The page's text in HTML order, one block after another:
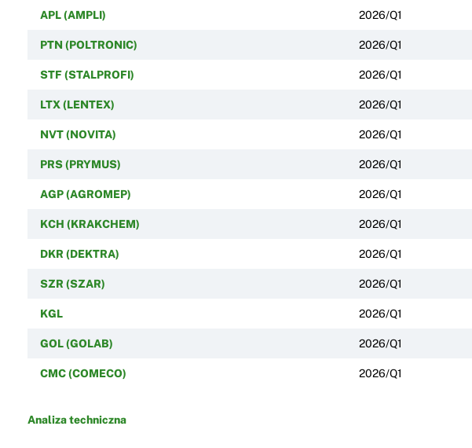
APL (AMPLI) 2026/Q1
PTN (POLTRONIC) 2026/Q1
STF (STALPROFI) 2026/Q1
LTX (LENTEX) 2026/Q1
NVT (NOVITA) 2026/Q1
PRS (PRYMUS) 2026/Q1
AGP (AGROMEP) 2026/Q1
KCH (KRAKCHEM) 2026/Q1
DKR (DEKTRA) 2026/Q1
SZR (SZAR) 2026/Q1
KGL 2026/Q1
GOL (GOLAB) 2026/Q1
CMC (COMECO) 2026/Q1
Analiza techniczna